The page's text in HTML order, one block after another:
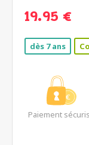
19.95 €
dès 7 ans
Paiement